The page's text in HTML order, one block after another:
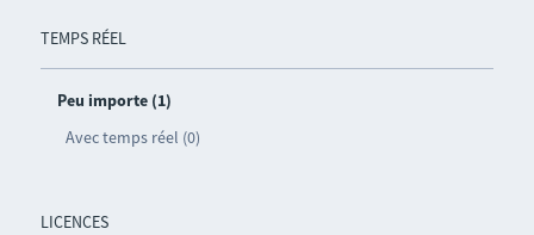
TEMPS RÉEL
Peu importe (1)
Avec temps réel (0)
LICENCES